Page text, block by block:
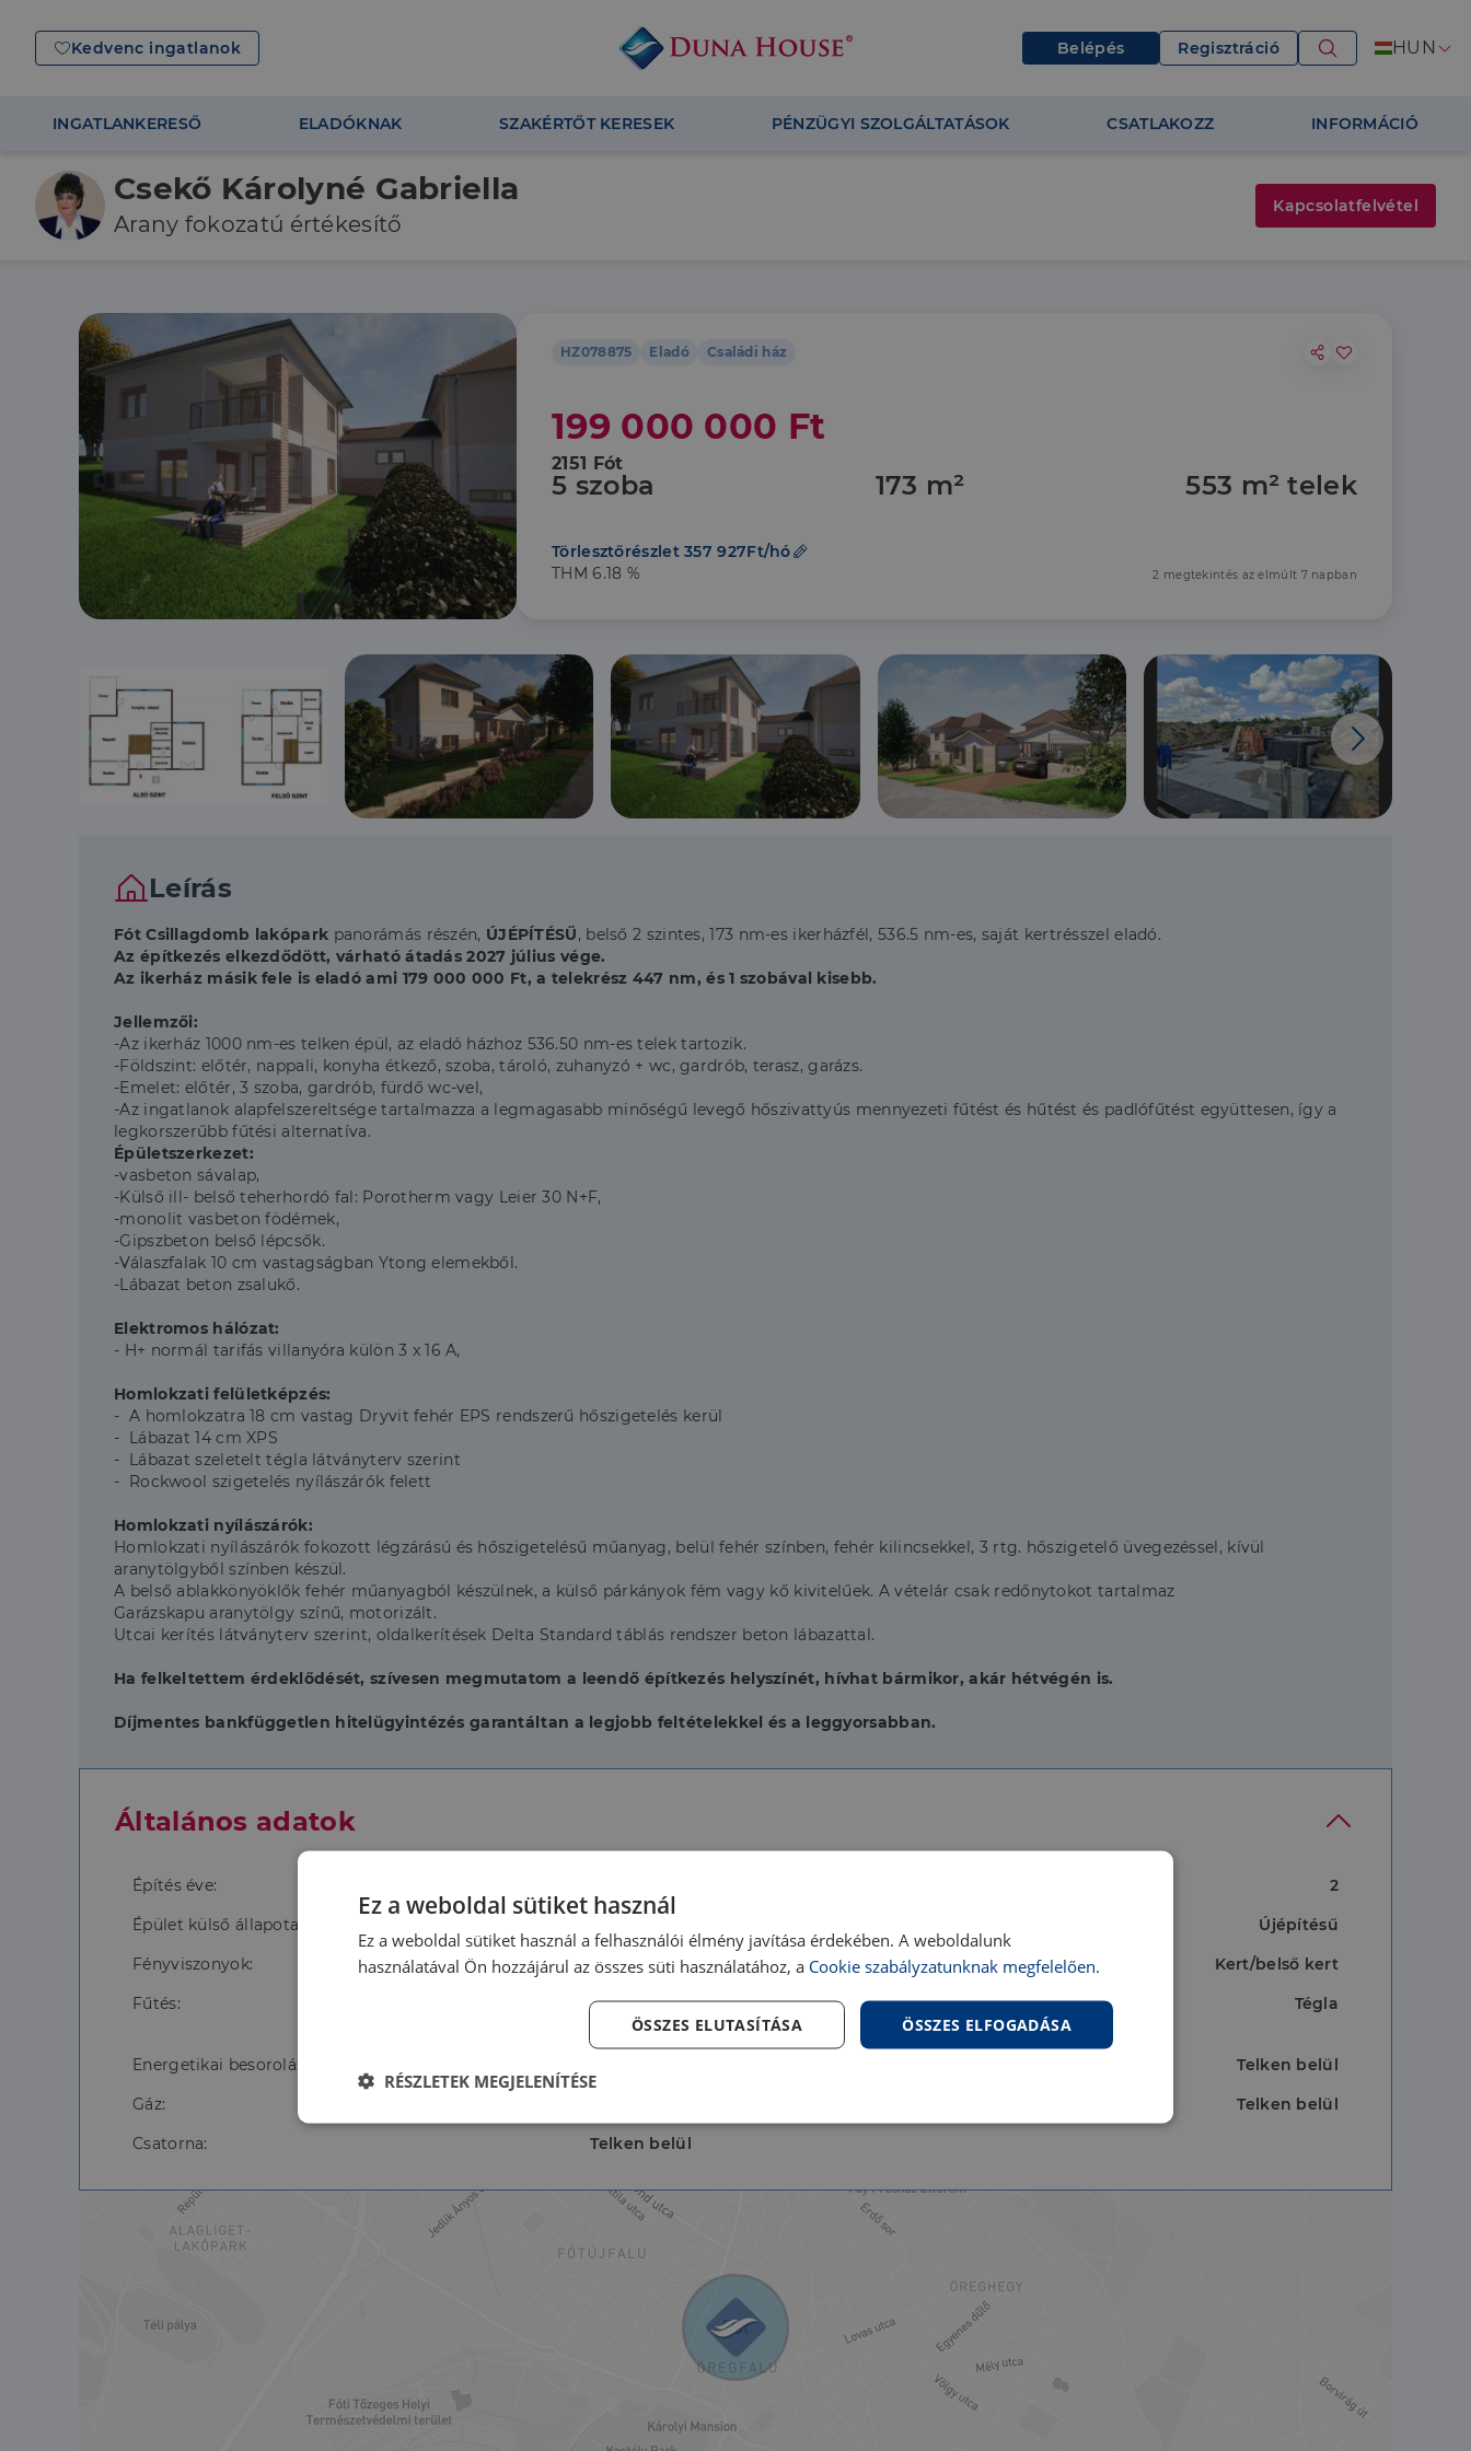
Kedvenc ingatlanok Belépés Regisztráció HUN
INGATLANKERESŐ ELADÓKNAK SZAKÉRTŐT KERESEK PÉNZÜGYI SZOLGÁLTATÁSOK CSATLAKOZZ INFORMÁCIÓ
HZ078875 Eladó Családi ház
199 000 000 Ft
2151 Fót
5 szoba 173 m² 553 m² telek
Törlesztőrészlet 357 927Ft/hó
THM 6.18 %
2 megtekintés az elmúlt 7 napban
Leírás
Fót Csillagdomb lakópark panorámás részén, ÚJÉPÍTÉSŰ, belső 2 szintes, 173 nm-es ikerházfél, 536.5 nm-es, saját kertrésszel eladó.
Az építkezés elkezdődött, várható átadás 2027 július vége.
Az ikerház másik fele is eladó ami 179 000 000 Ft, a telekrész 447 nm, és 1 szobával kisebb.
Jellemzői:
-Az ikerház 1000 nm-es telken épül, az eladó házhoz 536.50 nm-es telek tartozik.
-Földszint: előtér, nappali, konyha étkező, szoba, tároló, zuhanyzó + wc, gardrób, terasz, garázs.
-Emelet: előtér, 3 szoba, gardrób, fürdő wc-vel,
-Az ingatlanok alapfelszereltsége tartalmazza a legmagasabb minőségű levegő hőszivattyús mennyezeti fűtést és hűtést és padlófűtést együttesen, így a
legkorszerűbb fűtési alternatíva.
Épületszerkezet:
-vasbeton sávalap,
-Külső ill- belső teherhordó fal: Porotherm vagy Leier 30 N+F,
-monolit vasbeton födémek,
-Gipszbeton belső lépcsők.
-Válaszfalak 10 cm vastagságban Ytong elemekből.
-Lábazat beton zsalukő.
Elektromos hálózat:
- H+ normál tarifás villanyóra külön 3 x 16 A,
Homlokzati felületképzés:
- A homlokzatra 18 cm vastag Dryvit fehér EPS rendszerű hőszigetelés kerül
- Lábazat 14 cm XPS
- Lábazat szeletelt tégla látványterv szerint
- Rockwool szigetelés nyílászárók felett
Homlokzati nyílászárók:
Homlokzati nyílászárók fokozott légzárású és hőszigetelésű műanyag, belül fehér színben, fehér kilincsekkel, 3 rtg. hőszigetelő üvegezéssel, kívül
aranytölgyből színben készül.
A belső ablakkönyöklők fehér műanyagból készülnek, a külső párkányok fém vagy kő kivitelűek. A vételár csak redőnytokot tartalmaz
Garázskapu aranytölgy színű, motorizált.
Utcai kerítés látványterv szerint, oldalkerítések Delta Standard táblás rendszer beton lábazattal.
Ha felkeltettem érdeklődését, szívesen megmutatom a leendő építkezés helyszínét, hívhat bármikor, akár hétvégén is.
Díjmentes bankfüggetlen hitelügyintézés garantáltan a legjobb feltételekkel és a leggyorsabban.
Általános adatok
Építés éve:
2
Épület külső állapota:
Újépítésű
Fényviszonyok:
Napfényes Nézet:
Kert/belső kert
Fűtés:
Mennyezeti hűtés-
fűtés,Padlófűtés
Szerkezet: Tégla
Energetikai besorolás:
Telken belül
Gáz:
Telken belül
Csatorna:
Telken belül
Csekő Károlyné Gabriella
Arany fokozatú értékesítő
Kapcsolatfelvétel
Ez a weboldal sütiket használ
Ez a weboldal sütiket használ a felhasználói élmény javítása érdekében. A weboldalunk
használatával Ön hozzájárul az összes süti használatához, a Cookie szabályzatunknak megfelelően.
ÖSSZES ELFOGADÁSA
ÖSSZES ELUTASÍTÁSA
RÉSZLETEK MEGJELENÍTÉSE
Elengedhetetlenül
Teljesítmény Célzás Funkcionalitás
Teljesítmény
Az elengedhetetlenül szükséges sütik lehetővé teszik a webhely alapvető funkcióit, például a felhasználói bejelentkezést és a
fiókkezelést. A weboldal nem használható megfelelően az elengedhetetlenül szükséges sütik nélkül.
A cookie-k nem alapvető célokra történő felhasználásához való